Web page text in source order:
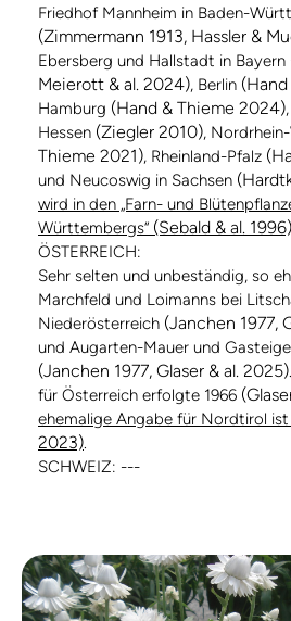
Friedhof Mannheim in Baden-
(Zimmermann 1913, Hassler &
Ebersberg und Hallstadt in Bayern
Meierott & al. 2024), Berlin
Hamburg (Hand & Thieme 2024)
Hessen (Ziegler 2010),
Thieme 2021), Rheinland-Pfalz
und Neucoswig in Sachsen
wird in den „Farn- und
Württembergs“ (Sebald & al. 1996)
ÖSTERREICH:
Sehr selten und unbeständig, so
Marchfeld und Loimanns bei
Niederösterreich (Janchen 1977,
und Augarten-Mauer und
(Janchen 1977, Glaser & al. 2025)
für Österreich erfolgte 1966
ehemalige Angabe für Nordtirol ist
2023)
SCHWEIZ: ---